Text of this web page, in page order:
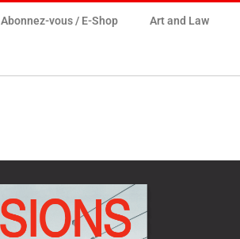
Abonnez-vous / E-Shop Art and Law